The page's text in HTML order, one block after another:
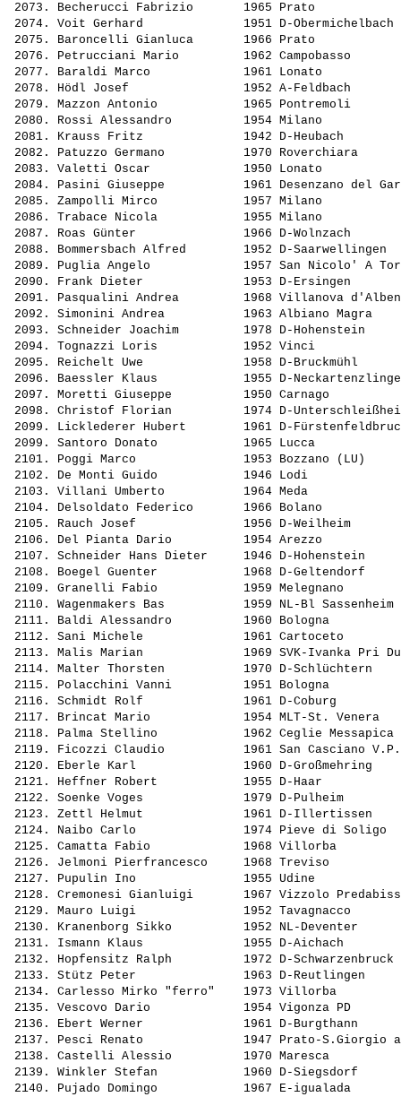
2073. Becherucci Fabrizio
1965 Prato
2074. Voit Gerhard
1951 D-
2075. Baroncelli Gianluca
1966 Prato
2076. Petrucciani Mario
1962 Campobasso
2077. Baraldi Marco
1961 Lonato
2078. Hödl Josef
1952 A-Feldbach
2079. Mazzon Antonio
1965 Pontremoli
2080. Rossi Alessandro
1954 Milano
2081. Krauss Fritz
1942 D-Heubach
2082. Patuzzo Germano
1970 Roverchiara
2083. Valetti Oscar
1950 Lonato
2084. Pasini Giuseppe
1961 Desenzano
2085. Zampolli Mirco
1957 Milano
2086. Trabace Nicola
1955 Milano
2087. Roas Günter
1966 D-Wolnzach
2088. Bommersbach Alfred
1952 D-
2089. Puglia Angelo
1957 San Nicolo' A
2090. Frank Dieter
1953 D-Ersingen
2091. Pasqualini Andrea
1968 Villanova
2092. Simonini Andrea
1963 Albiano
2093. Schneider Joachim
1978 D-Hohenstein
2094. Tognazzi Loris
1952 Vinci
2095. Reichelt Uwe
1958 D-Bruckmühl
2096. Baessler Klaus
1955 D-
2097. Moretti Giuseppe
1950 Carnago
2098. Christof Florian
1974 D-
2099. Licklederer Hubert
1961 D-
2099. Santoro Donato
1965 Lucca
2101. Poggi Marco
1953 Bozzano (LU)
2102. De Monti Guido
1946 Lodi
2103. Villani Umberto
1964 Meda
2104. Delsoldato Federico
1966 Bolano
2105. Rauch Josef
1956 D-Weilheim
2106. Del Pianta Dario
1954 Arezzo
2107. Schneider Hans Dieter
1946 D-Hohenstein
2108. Boegel Guenter
1968 D-Geltendorf
2109. Granelli Fabio
1959 Melegnano
2110. Wagenmakers Bas
1959 NL-Bl
2111. Baldi Alessandro
1960 Bologna
2112. Sani Michele
1961 Cartoceto
2113. Malis Marian
1969 SVK-Ivanka
2114. Malter Thorsten
1970 D-
2115. Polacchini Vanni
1951 Bologna
2116. Schmidt Rolf
1961 D-Coburg
2117. Brincat Mario
1954 MLT-St.
2118. Palma Stellino
1962 Ceglie
2119. Ficozzi Claudio
1961 San Casciano
2120. Eberle Karl
1960 D-
2121. Heffner Robert
1955 D-Haar
2122. Soenke Voges
1979 D-Pulheim
2123. Zettl Helmut
1961 D-Illertissen
2124. Naibo Carlo
1974 Pieve di Soligo
2125. Camatta Fabio
1968 Villorba
2126. Jelmoni Pierfrancesco
1968 Treviso
2127. Pupulin Ino
1955 Udine
2128. Cremonesi Gianluigi
1967 Vizzolo
2129. Mauro Luigi
1952 Tavagnacco
2130. Kranenborg Sikko
1952 NL-Deventer
2131. Ismann Klaus
1955 D-Aichach
2132. Hopfensitz Ralph
1972 D-
2133. Stütz Peter
1963 D-Reutlingen
2134. Carlesso Mirko "ferro"
1973 Villorba
2135. Vescovo Dario
1954 Vigonza PD
2136. Ebert Werner
1961 D-Burgthann
2137. Pesci Renato
1947 Prato-S.Giorgio
2138. Castelli Alessio
1970 Maresca
2139. Winkler Stefan
1960 D-Siegsdorf
2140. Pujado Domingo 1967 E-igualada